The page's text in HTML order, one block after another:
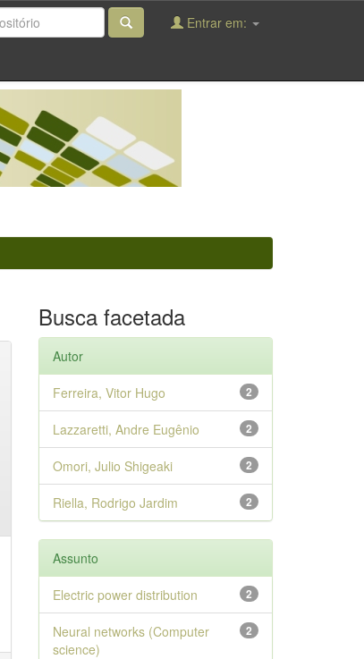
Entrar em:
Busca facetada
Autor
2
Ferreira, Vitor Hugo
2
Lazzaretti, Andre Eugênio
2
Omori, Julio Shigeaki
2
Riella, Rodrigo Jardim
Assunto
2
Electric power distribution
2
Neural networks (Computer
science)